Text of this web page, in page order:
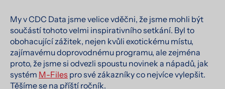
My v CDC Data jsme velice vděčni, že jsme mohli být
součástí tohoto velmi inspirativního setkání. Byl to
obohacující zážitek, nejen kvůli exotickému místu,
zajímavému doprovodnému programu, ale zejména
proto, že jsme si odvezli spoustu novinek a nápadů, jak
systém M-Files pro své zákazníky co nejvíce vylepšit.
Těšíme se na příští ročník.